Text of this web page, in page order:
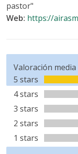
pastor"
Web: https://
Valoración media
5 stars
4 stars
3 stars
2 stars
1 stars